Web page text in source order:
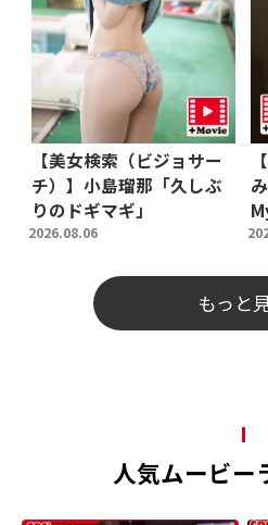
【美女検索（ビジョサー
チ）】小島瑠那「久しぶ
りのドギマギ」
2026.08.06
もっと
人気ムービー